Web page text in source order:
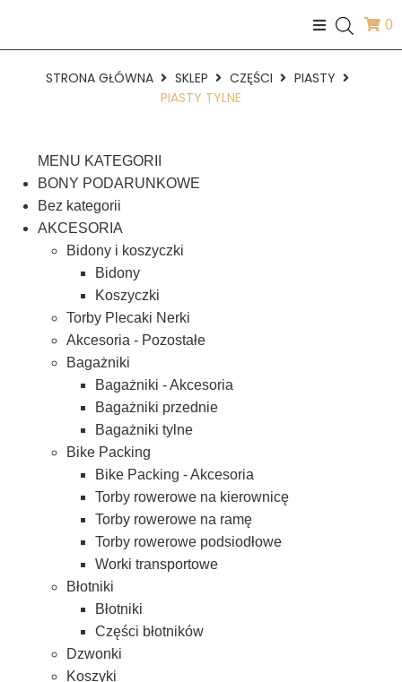
0
STRONA GŁÓWNA SKLEP CZĘŚCI
PIASTY
PIASTY TYLNE
MENU KATEGORII
BONY PODARUNKOWE
Bez kategorii
AKCESORIA
Bidony i koszyczki
Bidony
Koszyczki
Torby Plecaki Nerki
Akcesoria - Pozostałe
Bagażniki
Bagażniki - Akcesoria
Bagażniki przednie
Bagażniki tylne
Bike Packing
Bike Packing - Akcesoria
Torby rowerowe na kierownicę
Torby rowerowe na ramę
Torby rowerowe podsiodłowe
Worki transportowe
Błotniki
Błotniki
Części błotników
Dzwonki
Koszyki